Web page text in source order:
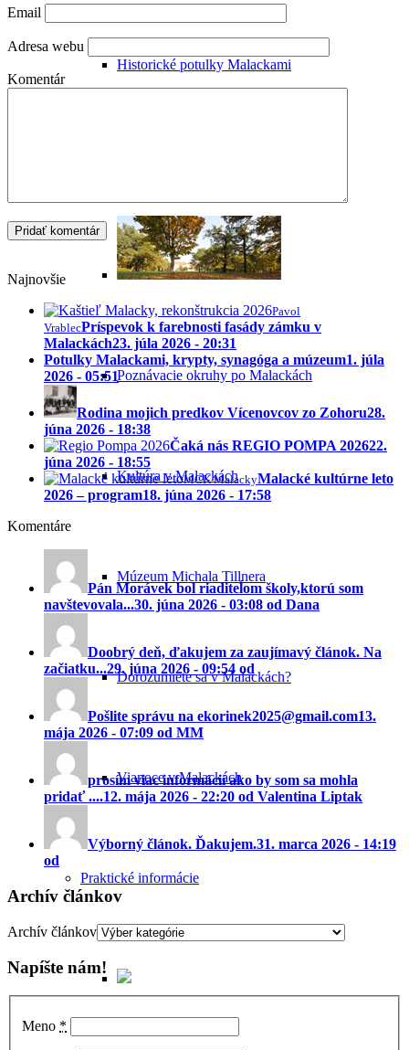
Historické potulky Malackami
Poznávacie okruhy po Malackách
Kultúra v Malackách
Múzeum Michala Tillnera
Dorozumiete sa v Malackách?
Vianoce v Malackách
Praktické informácie
Email
Adresa webu
Komentár
Najnovšie
Pavol
VrablecPríspevok k farebnosti fasády zámku v
Malackách23. júla 2026 - 20:31
Potulky Malackami, krypty, synagóga a múzeum1. júla
2026 - 05:51
Rodina mojich predkov Vícenovcov zo Zohoru28.
júna 2026 - 18:38
Čaká nás REGIO POMPA 202622.
júna 2026 - 18:55
MCK MalackyMalacké kultúrne leto
2026 – program18. júna 2026 - 17:58
Komentáre
Pán Morávek bol riaditeĺom školy,ktorú som
navštevovala...30. júna 2026 - 03:08 od Dana
Doobrý deň, ďakujem za zaujímavý článok. Na
začiatku...29. júna 2026 - 09:54 od
Pošlite správu na ekorinek2025@gmail.com13.
mája 2026 - 07:09 od MM
prosím viac informácií ako by som sa mohla
pridať ....12. mája 2026 - 22:20 od Valentina Liptak
Výborný článok. Ďakujem.31. marca 2026 - 14:19
od
Archív článkov
Archív článkov
Napíšte nám!
Meno *